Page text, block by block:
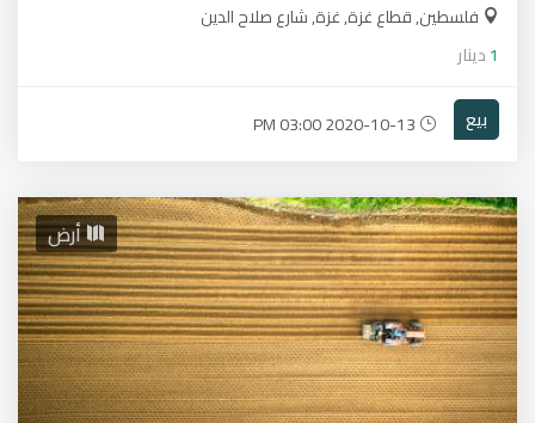
فلسطين, قطاع غزة, غزة, شارع صلاح الدين
1دينار
بيع
أرض